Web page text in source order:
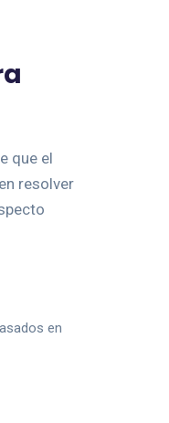
que el
resolver
​​en